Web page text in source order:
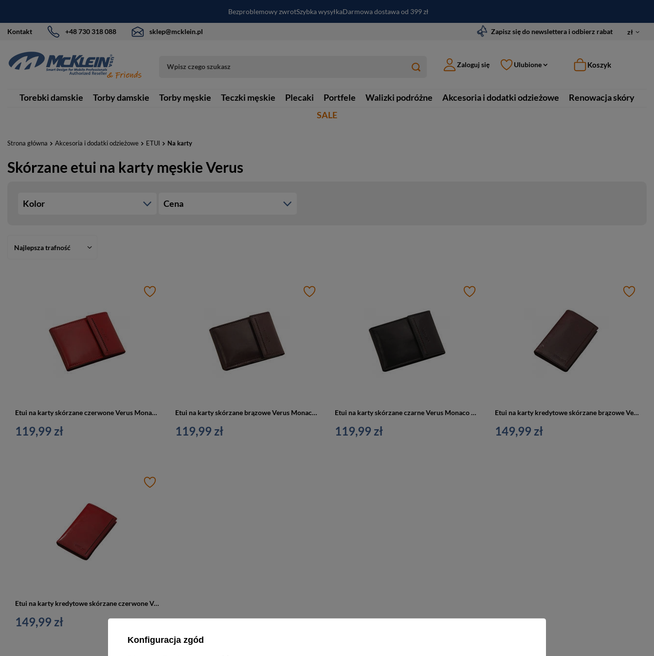
Bezproblemowy zwrotSzybka wysyłkaDarmowa dostawa od 399 zł
Kontakt +48 730 318 088 sklep@mcklein.pl Zapisz się do newslettera i odbierz rabat zł
Zaloguj się Ulubione Koszyk
Torebki damskie Torby damskie Torby męskie Teczki męskie Plecaki Portfele Walizki podróżne Akcesoria i dodatki odzieżowe
Renowacja skóry
SALE
Strona główna Akcesoria i dodatki odzieżowe ETUI Na karty
Skórzane etui na karty męskie Verus
Kolor Cena
Najlepsza trafność
Etui na karty skórzane czerwone Verus Monaco 13 RED
119,99 zł
Etui na karty skórzane brązowe Verus Monaco 13 BR
119,99 zł
Etui na karty skórzane czarne Verus Monaco 13 BL
119,99 zł
Etui na karty kredytowe skórzane brązowe Verus Monaco 133 BR
149,99 zł
Etui na karty kredytowe skórzane czerwone Verus Monaco 133 RED
149,99 zł
Konfiguracja zgód